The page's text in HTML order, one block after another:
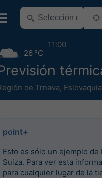
de Trnava, Eslovaquia
26 °C
11:00
point+
Esto es sólo un ejemplo de
Suiza. Para ver esta
para cualquier lugar de la